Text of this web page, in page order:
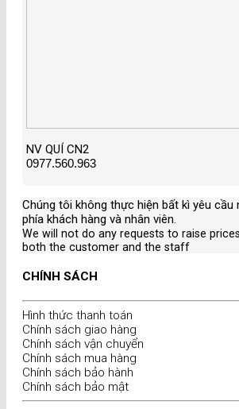
NV QUÍ CN2
0977.560.963
Chúng tôi không thực hiện bất kì yêu cầu
phía khách hàng và nhân viên.
We will not do any requests to raise
both the customer and the staff
CHÍNH SÁCH
Hình thức thanh toán
Chính sách giao hàng
Chính sách vận chuyển
Chính sách mua hàng
Chính sách bảo hành
Chính sách bảo mật